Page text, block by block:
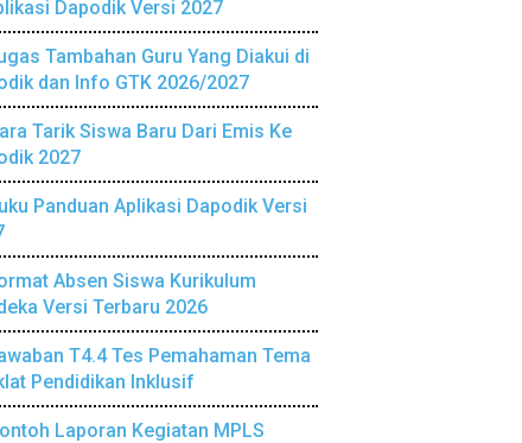
Dapodik Versi 2027
Tambahan Guru Yang Diakui di
dan Info GTK 2026/2027
Tarik Siswa Baru Dari Emis Ke
2027
Panduan Aplikasi Dapodik Versi
Absen Siswa Kurikulum
Versi Terbaru 2026
T4.4 Tes Pemahaman Tema
Pendidikan Inklusif
Laporan Kegiatan MPLS